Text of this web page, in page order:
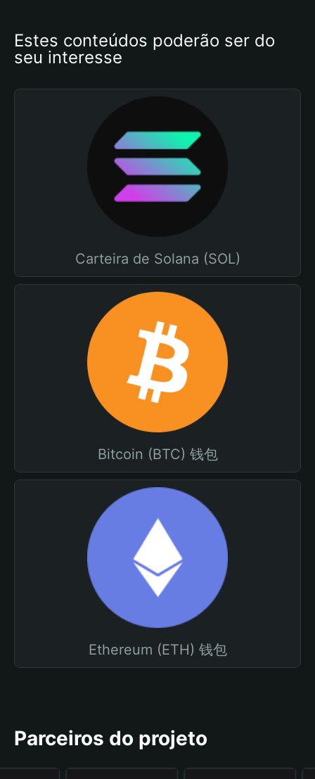
Estes conteúdos poderão ser do
seu interesse
Carteira de Solana (SOL)
Bitcoin (BTC) 钱包
Ethereum (ETH) 钱包
Parceiros do projeto